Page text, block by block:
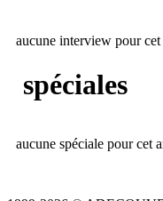
aucune interview pour cet
spéciales
aucune spéciale pour cet